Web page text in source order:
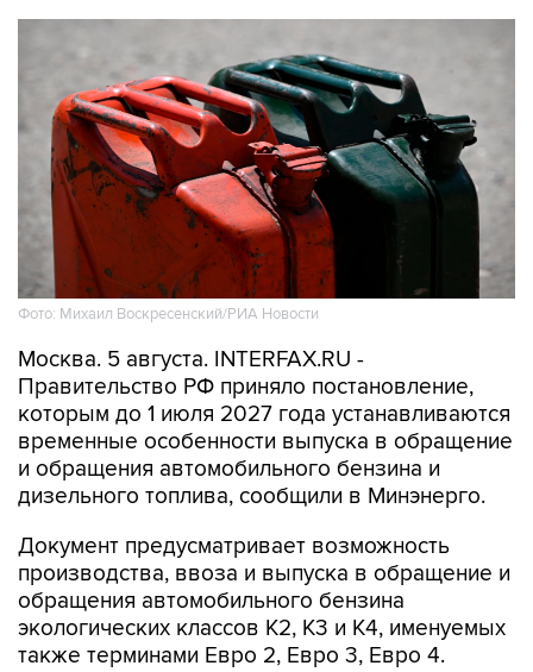
Фото: Михаил Воскресенский/РИА Новости
Москва. 5 августа. INTERFAX.RU -
Правительство РФ приняло постановление,
которым до 1 июля 2027 года устанавливаются
временные особенности выпуска в обращение
и обращения автомобильного бензина и
дизельного топлива, сообщили в Минэнерго.
Документ предусматривает возможность
производства, ввоза и выпуска в обращение и
обращения автомобильного бензина
экологических классов К2, К3 и К4, именуемых
также терминами Евро 2, Евро 3, Евро 4.